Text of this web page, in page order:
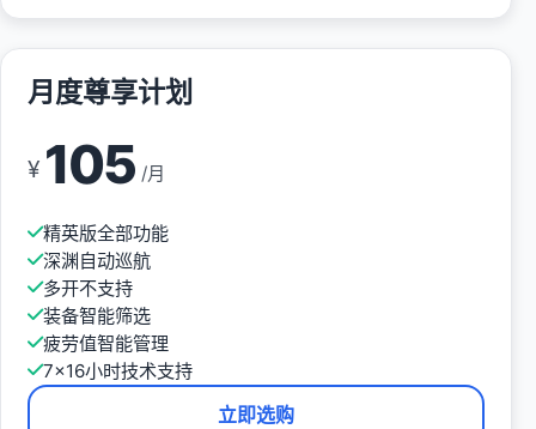
月度尊享计划
¥ 105 /月
精英版全部功能
深渊自动巡航
多开不支持
装备智能筛选
疲劳值智能管理
7×16小时技术支持
立即选购